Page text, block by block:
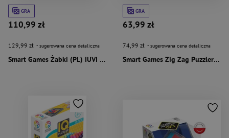
GRA
110,99 zł
129,99 zł - sugerowana cena detaliczna
Smart Games Żabki (PL) IUVI Games
GRA
63,99 zł
74,99 zł - sugerowana cena detaliczna
Smart Games Zig Zag Puzzler (PL) IUVI Games